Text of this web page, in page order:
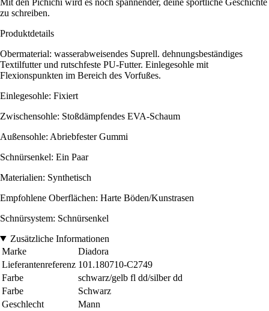
zu schreiben.
Produktdetails
Obermaterial: wasserabweisendes Suprell. dehnungsbeständiges
Textilfutter und rutschfeste PU-Futter. Einlegesohle mit
Flexionspunkten im Bereich des Vorfußes.
Einlegesohle: Fixiert
Zwischensohle: Stoßdämpfendes EVA-Schaum
Außensohle: Abriebfester Gummi
Schnürsenkel: Ein Paar
Materialien: Synthetisch
Empfohlene Oberflächen: Harte Böden/Kunstrasen
Schnürsystem: Schnürsenkel
Zusätzliche Informationen
Marke
Diadora
Lieferantenreferenz 101.180710-C2749
Farbe
schwarz/gelb fl dd/silber dd
Farbe
Schwarz
Geschlecht
Mann